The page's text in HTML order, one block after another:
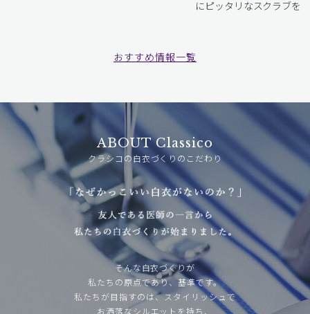
にピッタリなスクラブを
おすすめ情報一覧
ABOUT Classico
クラシコの白衣づくりのこだわり
そんな白衣づくりが
私たちの原点であり、基準です。
私たちが目指すのは、スタイリッシュで
お洒落なシルエットを持ち、